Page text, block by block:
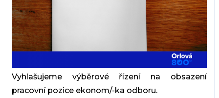
Vyhlašujeme výběrové řízení na obsazení
pracovní pozice ekonom/-ka odboru.